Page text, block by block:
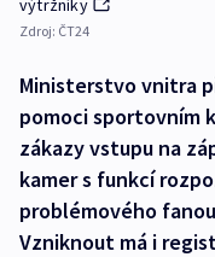
výtržníky
Zdroj: ČT24
Ministerstvo vnitra
pomoci sportovním
zákazy vstupu na
kamer s funkcí
problémového
Vzniknout má i